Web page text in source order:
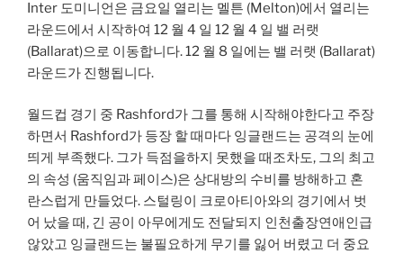
Inter 도미니언은 금요일 열리는 멜튼 (Melton)에서 열리는
라운드에서 시작하여 12 월 4 일 12 월 4 일 밸 러랫
(Ballarat)으로 이동합니다. 12 월 8 일에는 밸 러랫 (Ballarat)
라운드가 진행됩니다.
월드컵 경기 중 Rashford가 그를 통해 시작해야한다고 주장
하면서 Rashford가 등장 할 때마다 잉글랜드는 공격의 눈에
띄게 부족했다. 그가 득점을하지 못했을 때조차도, 그의 최고
의 속성 (움직임과 페이스)은 상대방의 수비를 방해하고 혼
란스럽게 만들었다. 스털링이 크로아티아와의 경기에서 벗
어 났을 때, 긴 공이 아무에게도 전달되지 인천출장연애인급
않았고 잉글랜드는 불필요하게 무기를 잃어 버렸고 더 중요